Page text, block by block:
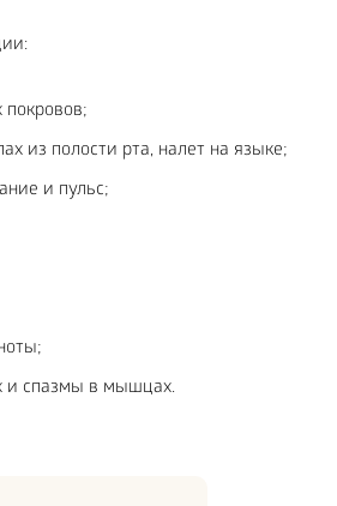
покровов;
из полости рта, налет на языке;
и пульс;
и спазмы в мышцах.